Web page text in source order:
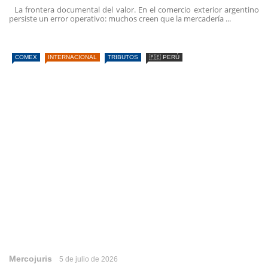
La frontera documental del valor. En el comercio exterior argentino
persiste un error operativo: muchos creen que la mercadería ...
COMEX INTERNACIONAL TRIBUTOS 🇵🇪 PERÚ
Mercojuris 5 de julio de 2026